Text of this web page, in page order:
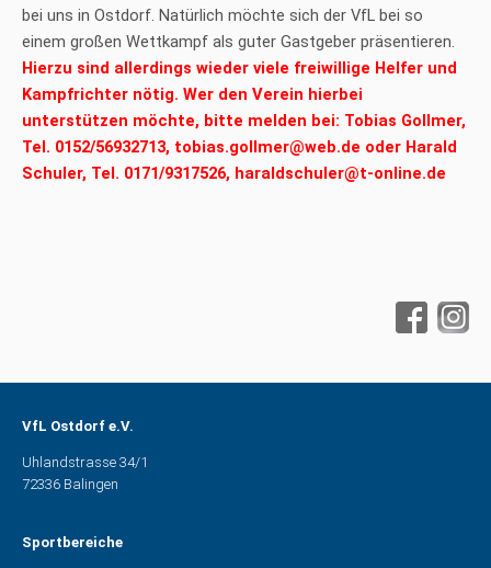
bei uns in Ostdorf. Natürlich möchte sich der VfL bei so
einem großen Wettkampf als guter Gastgeber präsentieren.
Hierzu sind allerdings wieder viele freiwillige Helfer und
Kampfrichter nötig. Wer den Verein hierbei
unterstützen möchte, bitte melden bei: Tobias Gollmer,
Tel. 0152/56932713, tobias.gollmer@web.de oder Harald
Schuler, Tel. 0171/9317526, haraldschuler@t-online.de
VfL Ostdorf e.V.
Uhlandstrasse 34/1
72336 Balingen
Sportbereiche